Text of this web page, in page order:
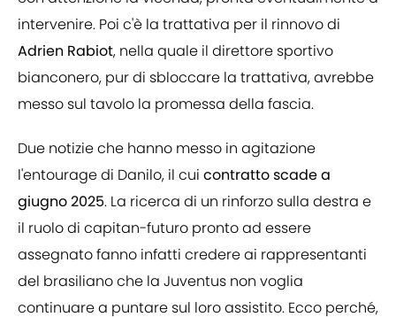
intervenire. Poi c'è la trattativa per il rinnovo di
Adrien Rabiot, nella quale il direttore sportivo
bianconero, pur di sbloccare la trattativa, avrebbe
messo sul tavolo la promessa della fascia.
Due notizie che hanno messo in agitazione
l'entourage di Danilo, il cui contratto scade a
giugno 2025. La ricerca di un rinforzo sulla destra e
il ruolo di capitan-futuro pronto ad essere
assegnato fanno infatti credere ai rappresentanti
del brasiliano che la Juventus non voglia
continuare a puntare sul loro assistito. Ecco perché,